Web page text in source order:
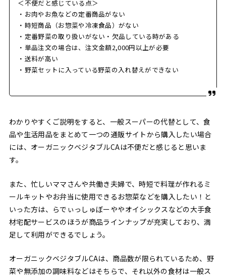
＜不便だと感じている点＞
・お肉やお魚などの定番商品がない
・時短商品（お惣菜や冷凍食品）がない
・定番野菜の取り扱いがない・欠品している時がある
・単品注文の場合は、注文金額2,000円以上が必要
・送料が高い
・野菜セットに入っている野菜の入れ替えができない
わかりやすくご説明をすると、一般スーパーの代替として、食
品や生活用品をまとめて一つの通販サイトから購入したい場合
には、オーガニックベジタブルCAは不便だと感じると思いま
す。
また、忙しいママさんや共働き夫婦で、時短で料理が作れるミ
ールキットやお弁当に使用できるお惣菜などを購入したい！と
いった方は、らでぃっしゅぼーややオイシックスなどの大手食
材宅配サービスのほうが商品ラインナップが充実しており、満
足して利用ができるでしょう。
オーガニックベジタブルCAは、商品数が限られているため、野
菜や無添加の調味料などはそちらで、それ以外の食材は一般ス